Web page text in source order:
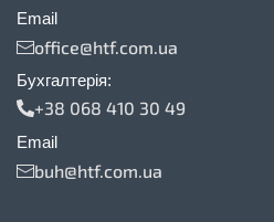
Email
office@htf.com.ua
Бухгалтерія:
+38 068 410 30 49
Email
buh@htf.com.ua